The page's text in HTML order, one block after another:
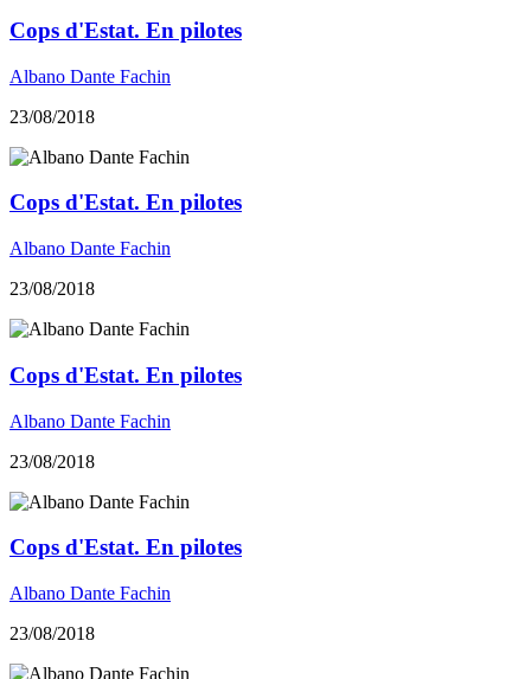
Cops d'Estat. En pilotes
Albano Dante Fachin
23/08/2018
Cops d'Estat. En pilotes
Albano Dante Fachin
23/08/2018
Cops d'Estat. En pilotes
Albano Dante Fachin
23/08/2018
Cops d'Estat. En pilotes
Albano Dante Fachin
23/08/2018